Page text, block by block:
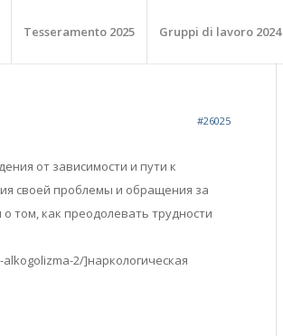
Tesseramento 2025 Gruppi di lavoro 2024
#26025
от зависимости и пути к
своей проблемы и обращения за
том, как преодолевать трудности
2/]наркологическая